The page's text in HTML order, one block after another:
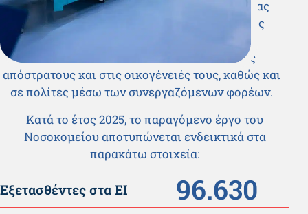
Στρατιωτικού Συστήματος Υγείας, παρέχοντας
υψηλού επιπέδου ιατρικές και νοσηλευτικές
υπηρεσίες στο προσωπικό των Ενόπλων
Δυνάμεων, στα Σώματα Ασφαλείας, στους
απόστρατους και στις οικογένειές τους, καθώς και
σε πολίτες μέσω των συνεργαζόμενων φορέων.
Κατά το έτος 2025, το παραγόμενο έργο του
Νοσοκομείου αποτυπώνεται ενδεικτικά στα
παρακάτω στοιχεία:
Εξετασθέντες στα ΕΙ
96.630